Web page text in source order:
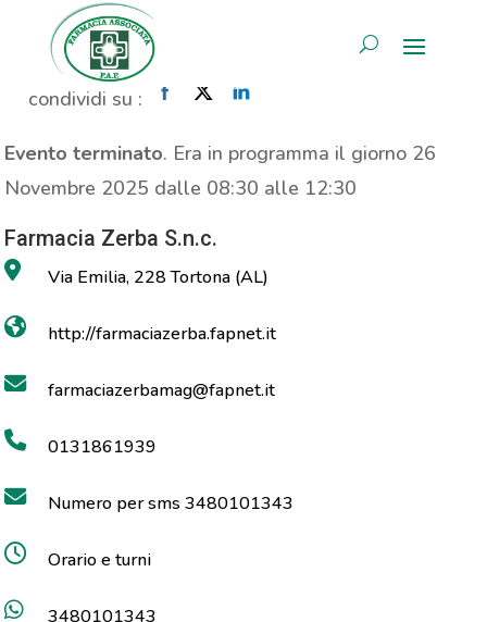
AREA RISERVATA
Propaganda Psyllogel
Home» Evento» Propaganda Psyllogel
condividi su :
Evento terminato. Era in programma il giorno 26
Novembre 2025 dalle 08:30 alle 12:30
Farmacia Zerba S.n.c.
Via Emilia, 228 Tortona (AL)
http://farmaciazerba.fapnet.it
farmaciazerbamag@fapnet.it
0131861939
Numero per sms 3480101343
Orario e turni
3480101343